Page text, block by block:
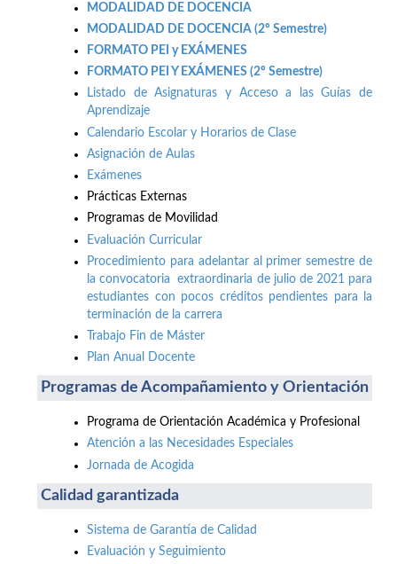
MODALIDAD DE DOCENCIA
MODALIDAD DE DOCENCIA (2º Semestre)
FORMATO PEI y EXÁMENES
FORMATO PEI Y EXÁMENES (2º Semestre)
Listado de Asignaturas y Acceso a las Guías de
Aprendizaje
Calendario Escolar y Horarios de Clase
Asignación de Aulas
Exámenes
Prácticas Externas
Programas de Movilidad
Evaluación Curricular
Procedimiento para adelantar al primer semestre de
la convocatoria extraordinaria de julio de 2021 para
estudiantes con pocos créditos pendientes para la
terminación de la carrera
Trabajo Fin de Máster
Plan Anual Docente
Programas de Acompañamiento y Orientación
Programa de Orientación Académica y Profesional
Atención a las Necesidades Especiales
Jornada de Acogida
Calidad garantizada
Sistema de Garantía de Calidad
Evaluación y Seguimiento